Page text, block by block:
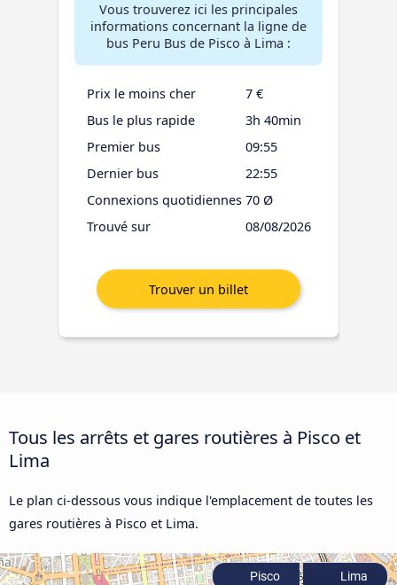
Vous trouverez ici les principales
informations concernant la ligne de
bus Peru Bus de Pisco à Lima :
Prix le moins cher
7 €
Bus le plus rapide
3h 40min
Premier bus
09:55
Dernier bus
22:55
Connexions quotidiennes 70 Ø
Trouvé sur
08/08/2026
Tous les arrêts et gares routières à Pisco et
Lima
Le plan ci-dessous vous indique l'emplacement de toutes les
gares routières à Pisco et Lima.
Pisco Lima